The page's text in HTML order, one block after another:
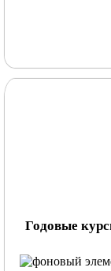
Годовые